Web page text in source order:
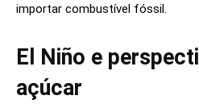
importar combustível fóssil.
El Niño e
açúcar